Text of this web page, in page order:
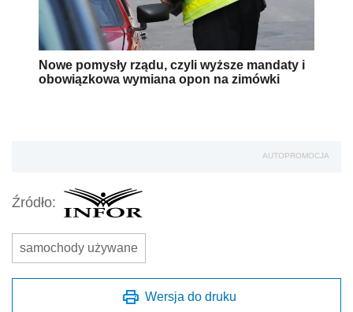
Nowe pomysły rządu, czyli wyższe mandaty i
obowiązkowa wymiana opon na zimówki
AUTOPROMOCJA
Źródło:
samochody używane
Wersja do druku